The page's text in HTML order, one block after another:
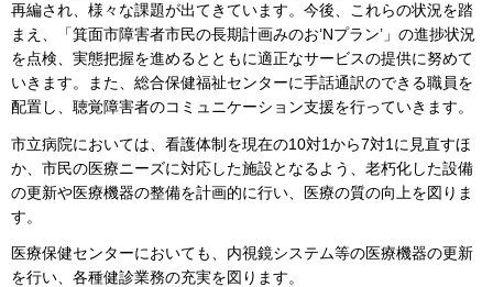
再編され、様々な課題が出てきています。今後、これらの状況を踏
まえ、「箕面市障害者市民の長期計画みのお‘Nプラン’」の進捗状況
を点検、実態把握を進めるとともに適正なサービスの提供に努めて
いきます。また、総合保健福祉センターに手話通訳のできる職員を
配置し、聴覚障害者のコミュニケーション支援を行っていきます。
市立病院においては、看護体制を現在の10対1から7対1に見直すほ
か、市民の医療ニーズに対応した施設となるよう、老朽化した設備
の更新や医療機器の整備を計画的に行い、医療の質の向上を図りま
す。
医療保健センターにおいても、内視鏡システム等の医療機器の更新
を行い、各種健診業務の充実を図ります。